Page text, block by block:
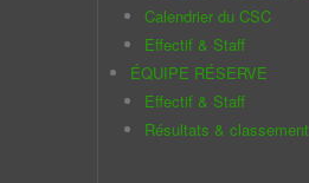
Calendrier du CSC
Effectif & Staff
ÉQUIPE RÉSERVE
Effectif & Staff
Résultats & classement